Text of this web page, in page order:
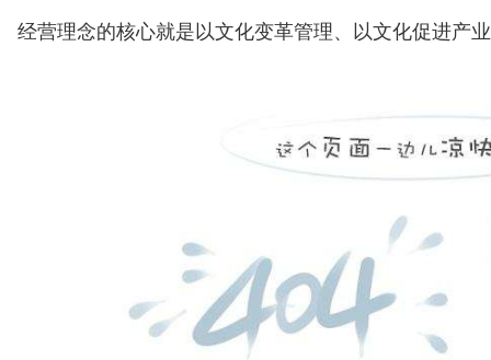
经营理念的核心就是以文化变革管理、以文化促进产